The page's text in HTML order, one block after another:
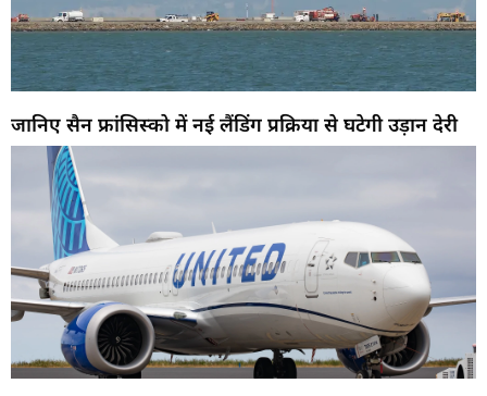
जानिए सैन फ्रांसिस्को में नई लैंडिंग प्रक्रिया से घटेगी उड़ान देरी